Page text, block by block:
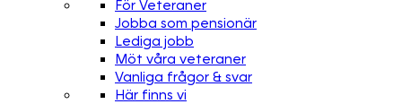
För Veteraner
Jobba som pensionär
Lediga jobb
Möt våra veteraner
Vanliga frågor & svar
Här finns vi